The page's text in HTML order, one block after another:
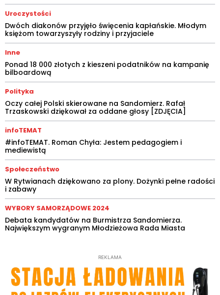
Uroczystości
Dwóch diakonów przyjęło święcenia kapłańskie. Młodym
księżom towarzyszyły rodziny i przyjaciele
Inne
Ponad 18 000 złotych z kieszeni podatników na kampanię
bilboardową
Polityka
Oczy całej Polski skierowane na Sandomierz. Rafał
Trzaskowski dziękował za oddane głosy [ZDJĘCIA]
infoTEMAT
#infoTEMAT. Roman Chyła: Jestem pedagogiem i
mediewistą
Społeczeństwo
W Rytwianach dziękowano za plony. Dożynki pełne radości
i zabawy
WYBORY SAMORZĄDOWE 2024
Debata kandydatów na Burmistrza Sandomierza.
Największym wygranym Młodzieżowa Rada Miasta
REKLAMA